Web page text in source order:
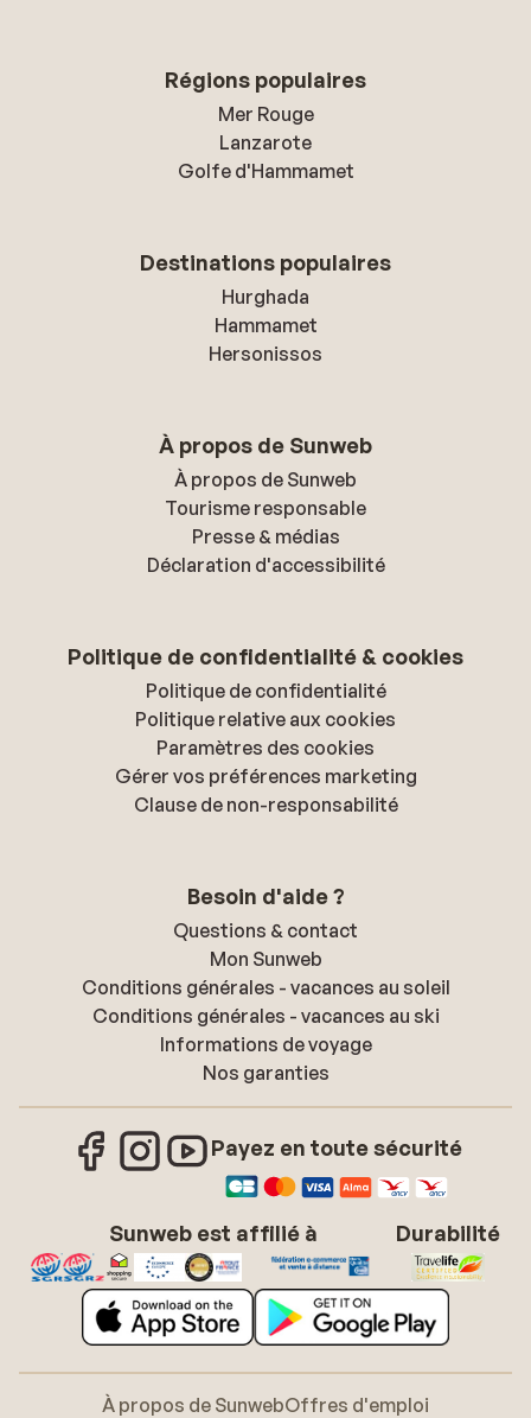
Régions populaires
Mer Rouge
Lanzarote
Golfe d'Hammamet
Destinations populaires
Hurghada
Hammamet
Hersonissos
À propos de Sunweb
À propos de Sunweb
Tourisme responsable
Presse & médias
Déclaration d'accessibilité
Politique de confidentialité & cookies
Politique de confidentialité
Politique relative aux cookies
Paramètres des cookies
Gérer vos préférences marketing
Clause de non-responsabilité
Besoin d'aide ?
Questions & contact
Mon Sunweb
Conditions générales - vacances au soleil
Conditions générales - vacances au ski
Informations de voyage
Nos garanties
Payez en toute sécurité
Sunweb est affilié à Durabilité
À propos de SunwebOffres d'emploi